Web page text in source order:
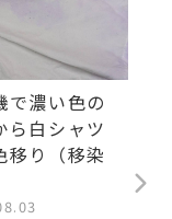
で濃い色の
ら白シャツ
移り（移染